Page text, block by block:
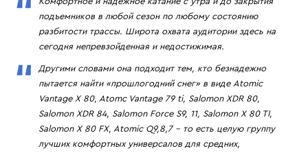
подъемников в любой сезон по любому состоянию
разбитости трассы. Широта охвата аудитории здесь на
сегодня непревзойденная и недостижимая.
Другими словами она подходит тем, кто безнадежно
пытается найти «прошлогодний снег» в виде Atomic
Vantage X 80, Atomc Vantage 79 ti, Salomon XDR 80,
Salomon XDR 84, Salomon Force S9, 11, Salomon X 80 TI,
Salomon X 80 FX, Atomic Q9,8,7 – то есть целую группу
лучших комфортных универсалов для средних,